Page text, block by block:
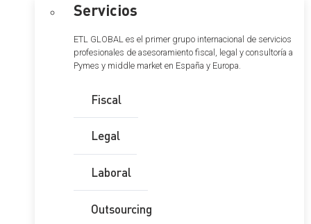
Servicios
ETL GLOBAL es el primer grupo internacional de servicios
profesionales de asesoramiento fiscal, legal y consultoría a
Pymes y middle market en España y Europa.
Fiscal
Legal
Laboral
Outsourcing